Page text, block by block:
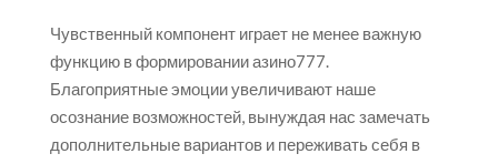
Чувственный компонент играет не менее важную
функцию в формировании азино777.
Благоприятные эмоции увеличивают наше
осознание возможностей, вынуждая нас замечать
дополнительные вариантов и переживать себя в